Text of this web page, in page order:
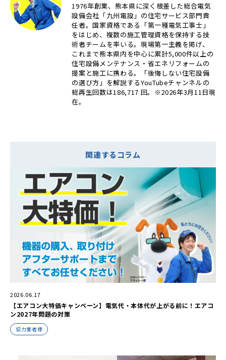
1976年創業、熊本県に深く根差した総合電気
設備会社「九州電設」の住宅サービス部門責
任者。国家資格である「第一種電気工事士」
をはじめ、複数の施工管理資格を保持する技
術者チームを率いる。現場第一主義を掲げ、
これまで熊本県内を中心に累計5,000件以上の
住宅設備メンテナンス・省エネリフォームの
提案と施工に携わる。「後悔しない住宅設備
の選び方」を解説するYouTubeチャンネルの
総再生回数は186,717 回。※2026年3月11日現
在。
関連するコラム
2026.06.17
【エアコン大特価キャンペーン】電気代・本体代が上がる前に！エアコ
ン2027年問題の対策
協力業者様